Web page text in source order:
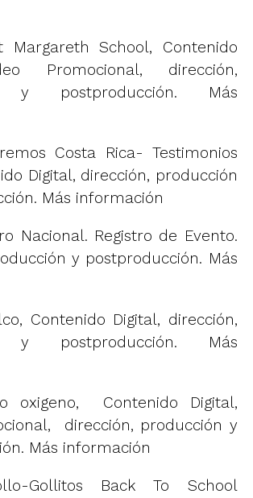
Margareth School, Contenido
Promocional, dirección,
y postproducción. Más
Costa Rica- Testimonios
Digital, dirección, producción
Más información
Nacional. Registro de Evento.
y postproducción. Más
Contenido Digital, dirección,
y postproducción. Más
oxigeno, Contenido Digital,
dirección, producción y
Más información
Gollitos Back To School